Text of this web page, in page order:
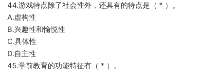
44.游戏特点除了社会性外，还具有的特点是（ * ）。
A.虚构性
B.兴趣性和愉悦性
C.具体性
D.自主性
45.学前教育的功能特征有（ * ）。